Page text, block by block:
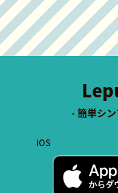
- 簡単シ
iOS